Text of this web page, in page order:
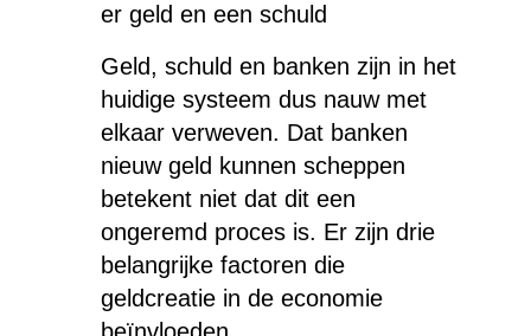
er geld en een schuld
Geld, schuld en banken zijn in het
huidige systeem dus nauw met
elkaar verweven. Dat banken
nieuw geld kunnen scheppen
betekent niet dat dit een
ongeremd proces is. Er zijn drie
belangrijke factoren die
geldcreatie in de economie